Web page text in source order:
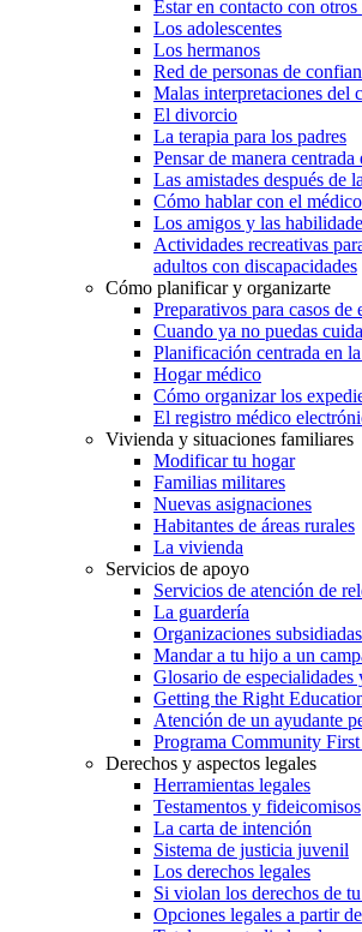
Estar en contacto con
Los adolescentes
Los hermanos
Red de personas de
Malas interpretaciones del
El divorcio
La terapia para los padres
Pensar de manera centrada
Las amistades después de
Cómo hablar con el
Los amigos y las
Actividades recreativas
adultos con discapacidades
Cómo planificar y organizarte
Preparativos para casos de
Cuando ya no puedas
Planificación centrada en
Hogar médico
Cómo organizar los
El registro médico
Vivienda y situaciones familiares
Modificar tu hogar
Familias militares
Nuevas asignaciones
Habitantes de áreas rurales
La vivienda
Servicios de apoyo
Servicios de atención de
La guardería
Organizaciones
Mandar a tu hijo a un
Glosario de especialidades
Getting the Right
Atención de un ayudante
Programa Community
Derechos y aspectos legales
Herramientas legales
Testamentos y fideicomisos
La carta de intención
Sistema de justicia juvenil
Los derechos legales
Si violan los derechos de
Opciones legales a partir